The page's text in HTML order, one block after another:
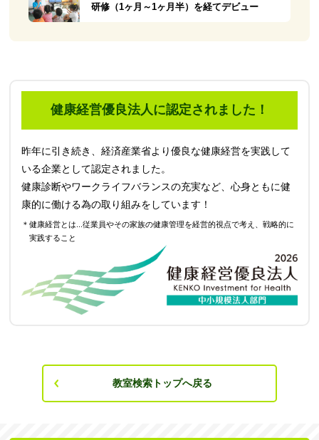
研修（1ヶ月～1ヶ月半）を経てデビュー
健康経営優良法人に認定されました！
昨年に引き続き、経済産業省より優良な健康経営を実践して
いる企業として認定されました。
健康診断やワークライフバランスの充実など、心身ともに健
康的に働ける為の取り組みをしています！
＊健康経営とは...従業員やその家族の健康管理を経営的視点で考え、戦略的に
実践すること
教室検索トップへ戻る